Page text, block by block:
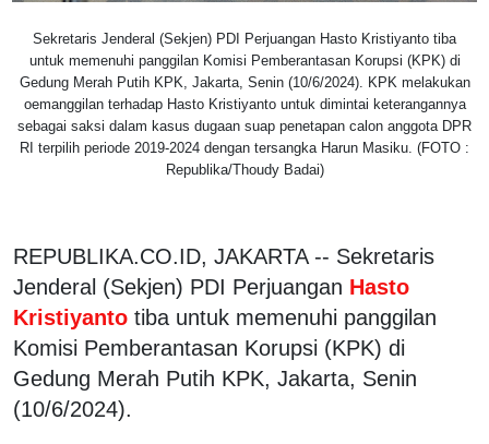
Sekretaris Jenderal (Sekjen) PDI Perjuangan Hasto Kristiyanto tiba
untuk memenuhi panggilan Komisi Pemberantasan Korupsi (KPK) di
Gedung Merah Putih KPK, Jakarta, Senin (10/6/2024). KPK melakukan
oemanggilan terhadap Hasto Kristiyanto untuk dimintai keterangannya
sebagai saksi dalam kasus dugaan suap penetapan calon anggota DPR
RI terpilih periode 2019-2024 dengan tersangka Harun Masiku. (FOTO :
Republika/Thoudy Badai)
REPUBLIKA.CO.ID, JAKARTA -- Sekretaris
Jenderal (Sekjen) PDI Perjuangan Hasto
Kristiyanto tiba untuk memenuhi panggilan
Komisi Pemberantasan Korupsi (KPK) di
Gedung Merah Putih KPK, Jakarta, Senin
(10/6/2024).